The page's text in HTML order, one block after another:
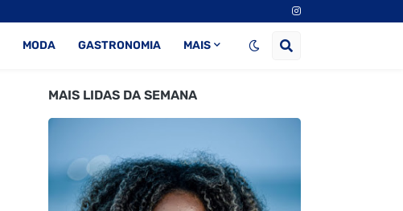
MODA GASTRONOMIA MAIS
MAIS LIDAS DA SEMANA